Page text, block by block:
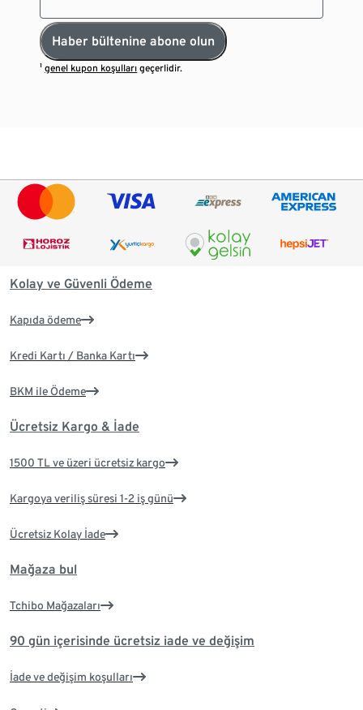
Haber bültenine abone olun
¹genel kupon koşulları geçerlidir.
Kolay ve Güvenli Ödeme
Kapıda ödeme
Kredi Kartı / Banka Kartı
BKM ile Ödeme
Ücretsiz Kargo & İade
1500 TL ve üzeri ücretsiz kargo
Kargoya veriliş süresi 1-2 iş günü
Ücretsiz Kolay İade
Mağaza bul
Tchibo Mağazaları
90 gün içerisinde ücretsiz iade ve değişim
İade ve değişim koşulları